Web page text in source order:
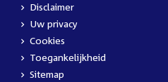
Disclaimer
Uw privacy
Cookies
Toegankelijkheid
Sitemap